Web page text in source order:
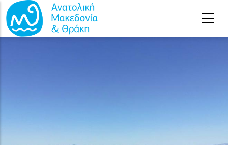
Παράκαμψη προς το κυρίως περιεχόμενο